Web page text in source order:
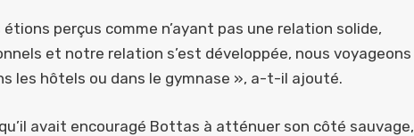
perçus comme n’ayant pas une relation solide,
et notre relation s’est développée, nous voyageons
les hôtels ou dans le gymnase », a-t-il ajouté.
avait encouragé Bottas à atténuer son côté sauvage,